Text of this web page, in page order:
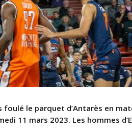
foulé le parquet d’Antarès en
11 mars 2023. Les hommes